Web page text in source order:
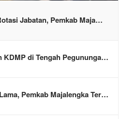
Jabatan, Pemkab Maja…
KDMP di Tengah Pegununga…
Pemkab Majalengka Ter…